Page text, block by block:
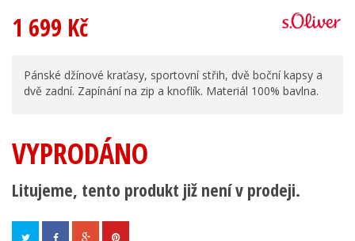
1 699 Kč
Pánské džínové kraťasy, sportovní střih, dvě boční kapsy a
dvě zadní. Zapínání na zip a knoflík. Materiál 100% bavlna.
VYPRODÁNO
Litujeme, tento produkt již není v prodeji.